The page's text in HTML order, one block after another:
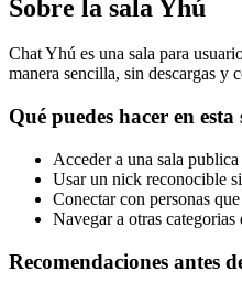
Sobre la sala Yhú
Chat Yhú es una sala para
manera sencilla, sin descargas y
Qué puedes hacer en esta
Acceder a una sala publica
Usar un nick reconocible
Conectar con personas
Navegar a otras
Recomendaciones antes